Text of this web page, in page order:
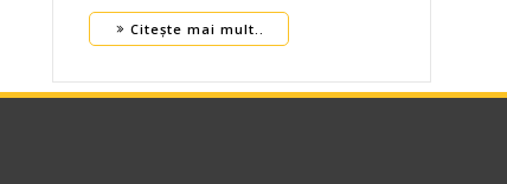
Citește mai mult..